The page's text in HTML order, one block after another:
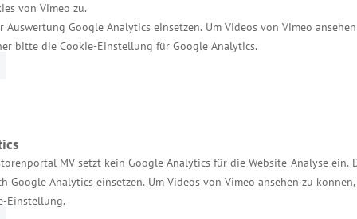
von Vimeo zu.
Auswertung Google Analytics einsetzen. Um Videos von Vimeo
bitte die Cookie-Einstellung für Google Analytics.
MV setzt kein Google Analytics für die Website-Analyse ein.
Google Analytics einsetzen. Um Videos von Vimeo ansehen zu
Einstellung.
WERFTEN und Teil der Erfolgsgeschichte des
ist einzigartig, da wir sie speziell an MV
Kreuzfahrtschiffe abgestimmt und wird eine
ist unsere Zusammenarbeit großartig gewesen,
befindet sich die Sektionsfertigung und -
werden die drei Hallen 25 Arbeitsstationen
Mittelfristig werden hier bis zu 150